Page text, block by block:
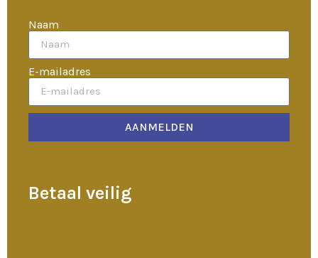
Naam
E-mailadres
AANMELDEN
Betaal veilig